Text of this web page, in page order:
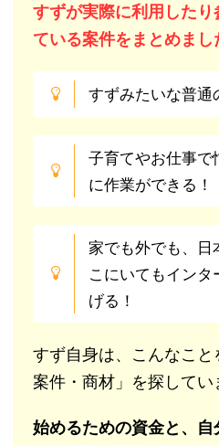
すずが実際に利用した
ている案件をまとめまし
すずみたいな普通
子育てやお仕事で
に作業ができる！
家でも外でも、
こにいてもイン
げる！
すず自身は、こんなこ
案件・商材」を探してい
始めるための資金と、自